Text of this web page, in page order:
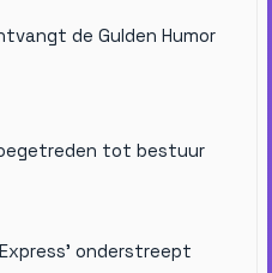
de Gulden Humor
tot bestuur
onderstreept